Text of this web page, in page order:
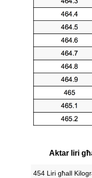
Aktar liri
454 Liri għall